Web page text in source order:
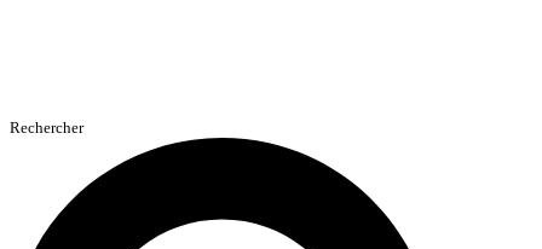
Rechercher